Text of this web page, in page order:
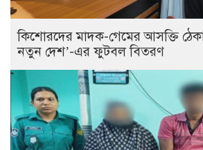
কিশোরদের মাদক-গেমের আসক্তি
নতুন দেশ’-এর ফুটবল বিতরণ